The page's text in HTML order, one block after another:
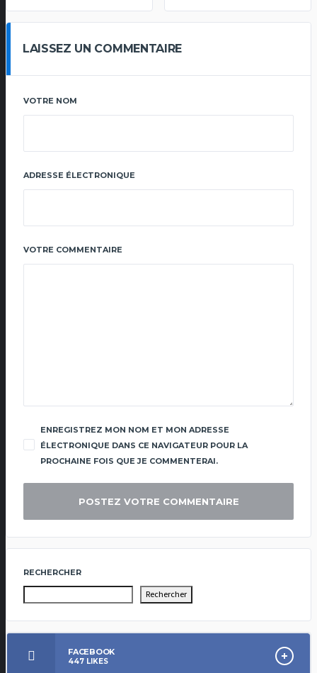
LAISSEZ UN COMMENTAIRE
VOTRE NOM
ADRESSE ÉLECTRONIQUE
VOTRE COMMENTAIRE
ENREGISTREZ MON NOM ET MON ADRESSE
ÉLECTRONIQUE DANS CE NAVIGATEUR POUR LA
PROCHAINE FOIS QUE JE COMMENTERAI.
RECHERCHER
Rechercher
FACEBOOK
447 LIKES